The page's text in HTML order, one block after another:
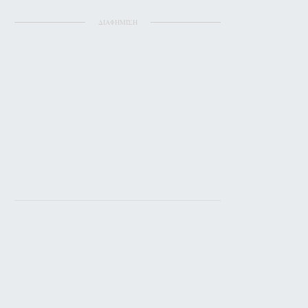
ΔΙΑΦΗΜΙΣΗ